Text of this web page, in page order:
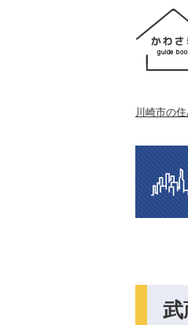
川崎市の
武